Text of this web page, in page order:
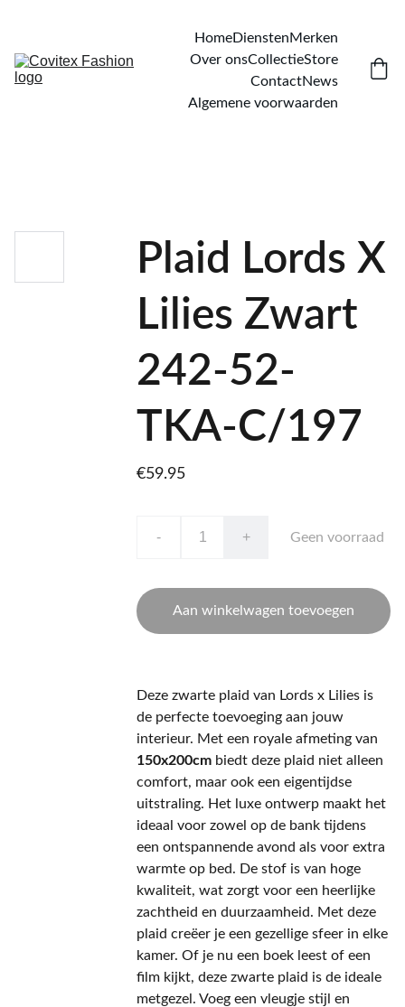
HomeDienstenMerken
Over onsCollectieStore
ContactNews
Algemene voorwaarden
Plaid Lords X
Lilies Zwart
242-52-
TKA-C/197
€59.95
- + Geen voorraad
Aan winkelwagen toevoegen
Deze zwarte plaid van Lords x Lilies is
de perfecte toevoeging aan jouw
interieur. Met een royale afmeting van
150x200cm biedt deze plaid niet alleen
comfort, maar ook een eigentijdse
uitstraling. Het luxe ontwerp maakt het
ideaal voor zowel op de bank tijdens
een ontspannende avond als voor extra
warmte op bed. De stof is van hoge
kwaliteit, wat zorgt voor een heerlijke
zachtheid en duurzaamheid. Met deze
plaid creëer je een gezellige sfeer in elke
kamer. Of je nu een boek leest of een
film kijkt, deze zwarte plaid is de ideale
metgezel. Voeg een vleugje stijl en